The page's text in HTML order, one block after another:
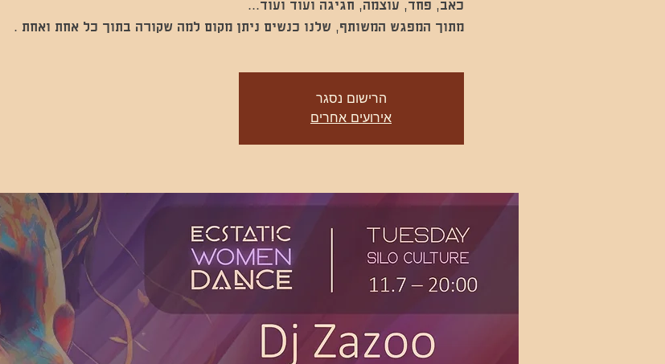
מתוך המפגש המשותף, שלנו כנשים ניתן מקום למה שקורה בתוך כל אחת ואחת .
הרישום נסגר
אירועים אחרים